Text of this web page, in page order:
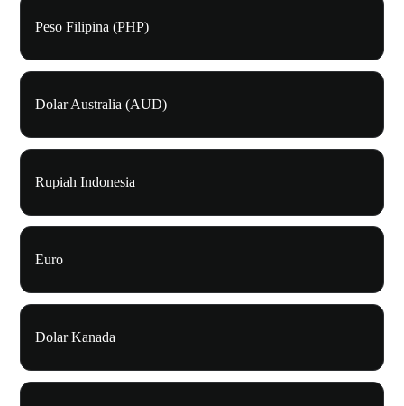
Peso Filipina (PHP)
Dolar Australia (AUD)
Rupiah Indonesia
Euro
Dolar Kanada